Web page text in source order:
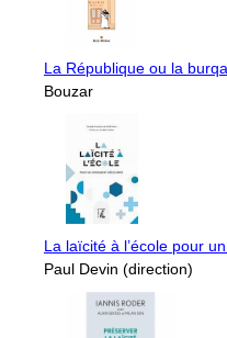
La République ou la burqa.
Bouzar
La laïcité à l’école pour
Paul Devin (direction)